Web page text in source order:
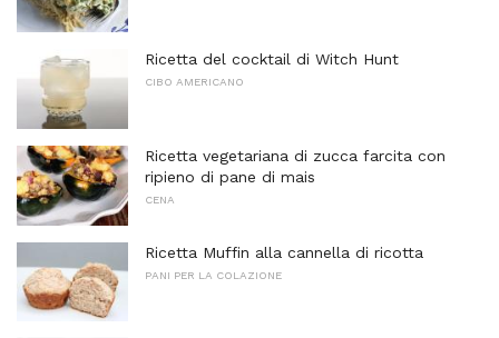
Ricetta del cocktail di Witch Hunt
CIBO AMERICANO
Ricetta vegetariana di zucca farcita con
ripieno di pane di mais
CENA
Ricetta Muffin alla cannella di ricotta
PANI PER LA COLAZIONE